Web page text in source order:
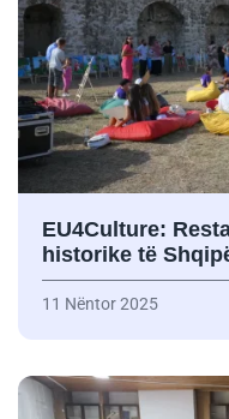
EU4Culture:
historike të
11 Nëntor 2025